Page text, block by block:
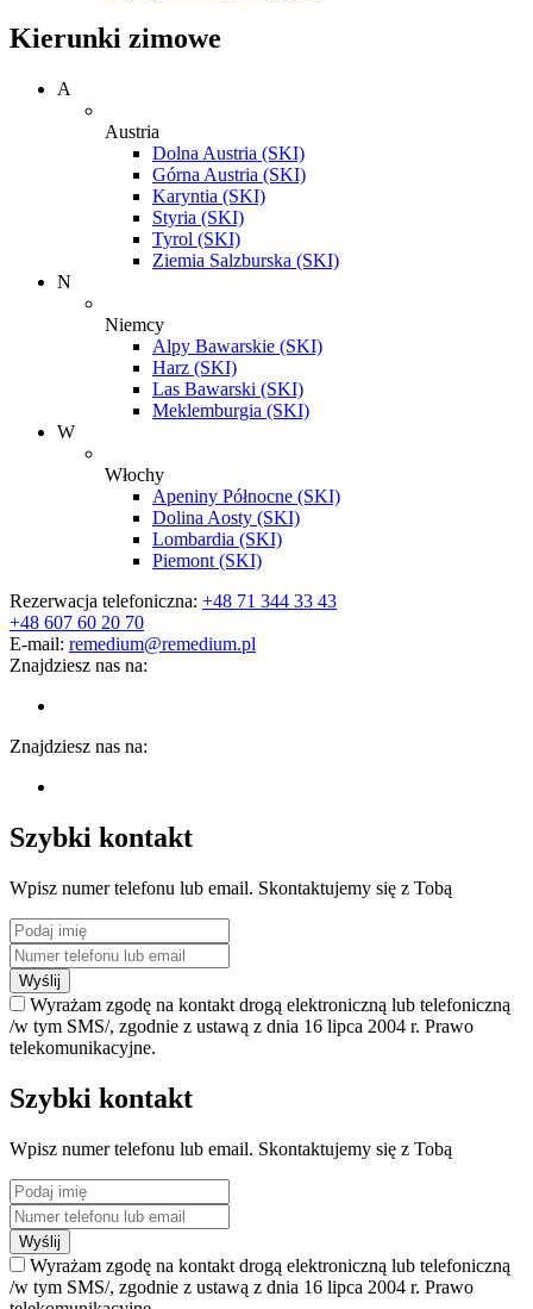
Kierunki zimowe
A
Austria
Dolna Austria (SKI)
Górna Austria (SKI)
Karyntia (SKI)
Styria (SKI)
Tyrol (SKI)
Ziemia Salzburska (SKI)
N
Niemcy
Alpy Bawarskie (SKI)
Harz (SKI)
Las Bawarski (SKI)
Meklemburgia (SKI)
W
Włochy
Apeniny Północne (SKI)
Dolina Aosty (SKI)
Lombardia (SKI)
Piemont (SKI)
Rezerwacja telefoniczna: +48 71 344 33 43
+48 607 60 20 70
E-mail: remedium@remedium.pl
Znajdziesz nas na:
Znajdziesz nas na:
Szybki kontakt
Wpisz numer telefonu lub email. Skontaktujemy się z Tobą
Wyślij
Wyrażam zgodę na kontakt drogą elektroniczną lub telefoniczną
/w tym SMS/, zgodnie z ustawą z dnia 16 lipca 2004 r. Prawo
telekomunikacyjne.
Szybki kontakt
Wpisz numer telefonu lub email. Skontaktujemy się z Tobą
Wyślij
Wyrażam zgodę na kontakt drogą elektroniczną lub telefoniczną
/w tym SMS/, zgodnie z ustawą z dnia 16 lipca 2004 r. Prawo